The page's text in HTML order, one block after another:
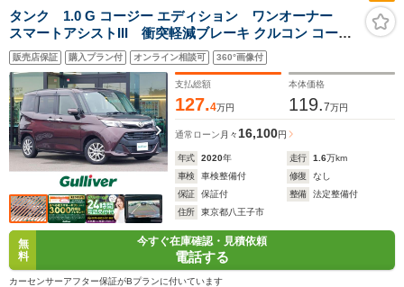
タンク 1.0 G コージー エディション ワンオーナー
スマートアシストIII 衝突軽減ブレーキ クルコン コーナ
ーセンサー 純正ナビ フルセグTV バックカメラ ETC ドラ
レコ 両側電動スライドドア 純正フロアマット シートバッ
クテーブル アルミホイール
販売店保証 購入プラン付 オンライン相談可 360°画像付
支払総額
127.4万円
本体価格
119.7万円
通常ローン 月々 16,100円
年式 2020年 走行 1.6万km
車検
車検整備付 修復
なし
保証
保証付 整備
法定整備付
住所
東京都八王子市
無
料
今すぐ在庫確認・見積依頼
電話する
カーセンサーアフター保証がBプランに付いています